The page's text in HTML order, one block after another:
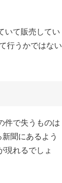
いて販売してい
行うかではない
件で失うものは
聞にあるよう
現れるでしょ